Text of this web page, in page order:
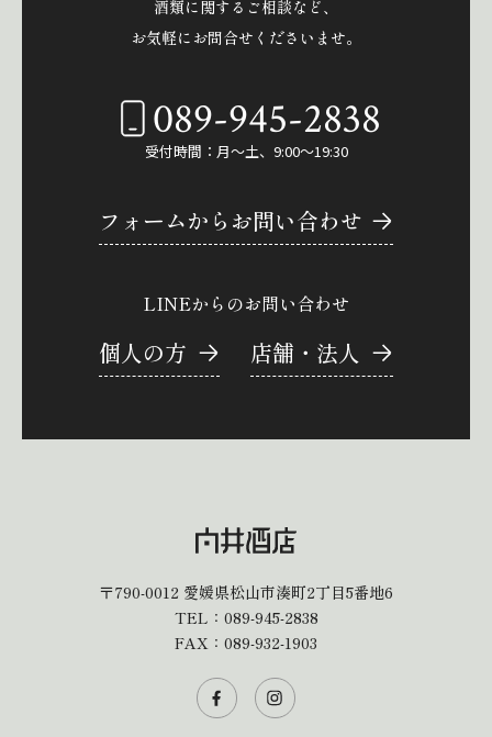
酒類に関するご相談など、
お気軽にお問合せくださいませ。
089-945-2838
受付時間：月～土、9:00～19:30
フォームからお問い合わせ
LINEからのお問い合わせ
個人の方 店舗・法人
〒790-0012 愛媛県松山市湊町2丁目5番地6
TEL： 089-945-2838
FAX：089-932-1903